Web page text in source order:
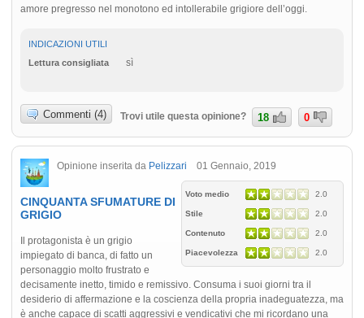
amore pregresso nel monotono ed intollerabile grigiore dell’oggi.
INDICAZIONI UTILI
Lettura consigliata
sì
Commenti (4) Trovi utile questa opinione? 18 0
Opinione inserita da Pelizzari 01 Gennaio, 2019
Voto medio 2.0
Stile 2.0
Contenuto 2.0
Piacevolezza 2.0
CINQUANTA SFUMATURE DI
GRIGIO
Il protagonista è un grigio
impiegato di banca, di fatto un
personaggio molto frustrato e
decisamente inetto, timido e remissivo. Consuma i suoi giorni tra il
desiderio di affermazione e la coscienza della propria inadeguatezza, ma
è anche capace di scatti aggressivi e vendicativi che mi ricordano una